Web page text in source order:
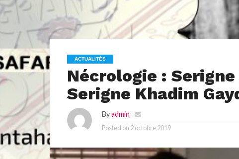
ACTUALITÉS
Nécrologie :
Serigne Khadim
Byadmin
Posted on 2 octobre 2019